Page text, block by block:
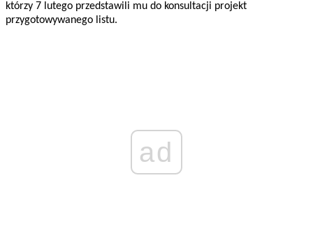
którzy 7 lutego przedstawili mu do konsultacji projekt
przygotowywanego listu.
ad